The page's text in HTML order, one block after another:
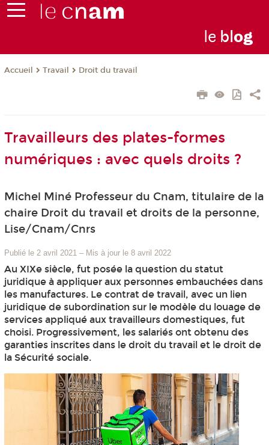
le blog
Accueil Travail Droit du travail
Travailleurs des plates-formes
numériques : avec quels droits ?
Michel Miné Professeur du Cnam, titulaire de la
chaire Droit du travail et droits de la personne,
Lise/Cnam/Cnrs
Publié le 2 avril 2021 – Mis à jour le 8 avril 2022
Au XIXe siècle, fut posée la question du statut
juridique à appliquer aux personnes embauchées dans
les manufactures. Le contrat de travail, avec un lien
juridique de subordination sur le modèle du louage de
services appliqué aux travailleurs domestiques, fut
choisi. Progressivement, les salariés ont obtenu des
garanties inscrites dans le droit du travail et le droit de
la Sécurité sociale.